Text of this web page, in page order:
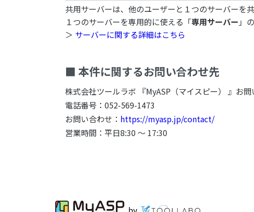
共用サーバーは、他のユーザーと１つのサーバーを共
１つのサーバーを専用的に使える「専用サーバー」
＞ サーバーに関する詳細はこちら
■ 本件に関するお問い合わせ先
株式会社ツールラボ 『MyASP（マイスピー） 』お
電話番号：052-569-1473
お問い合わせ： https://myasp.jp/contact/
営業時間：平日8:30 ～ 17:30